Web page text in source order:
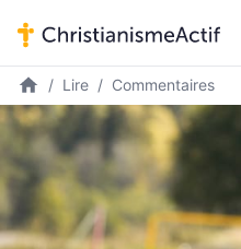
Lire Commentaires